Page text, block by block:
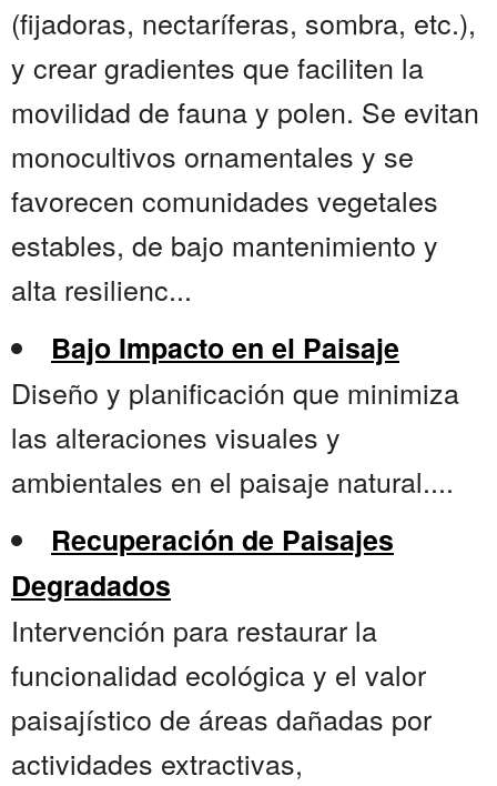
(fijadoras, nectaríferas, sombra, etc.),
y crear gradientes que faciliten la
movilidad de fauna y polen. Se evitan
monocultivos ornamentales y se
favorecen comunidades vegetales
estables, de bajo mantenimiento y
alta resilienc...
Bajo Impacto en el Paisaje
Diseño y planificación que minimiza
las alteraciones visuales y
ambientales en el paisaje natural....
Recuperación de Paisajes
Degradados
Intervención para restaurar la
funcionalidad ecológica y el valor
paisajístico de áreas dañadas por
actividades extractivas,